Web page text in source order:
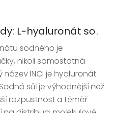
Zaostřeno na přísady: L-hyaluronát sodný – co tento název skutečně znamená pro formulátory a kupující
sodného je
nikoli samostatná
INCI je hyaluronát
sůl je výhodnější než
rozpustnost a téměř